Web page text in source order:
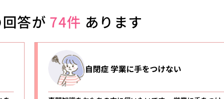
答が 74件 あります
自閉症 学業に手をつけない